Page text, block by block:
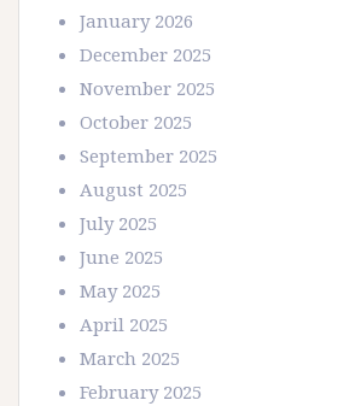
January 2026
December 2025
November 2025
October 2025
September 2025
August 2025
July 2025
June 2025
May 2025
April 2025
March 2025
February 2025